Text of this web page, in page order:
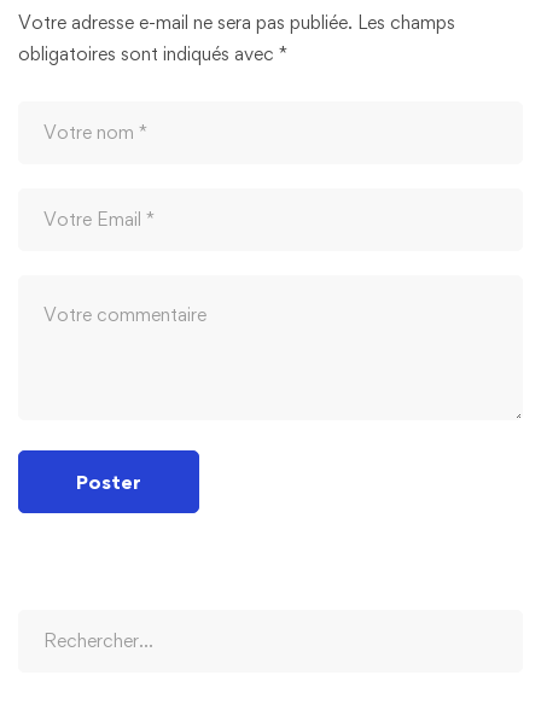
Votre adresse e-mail ne sera pas publiée. Les champs
obligatoires sont indiqués avec *